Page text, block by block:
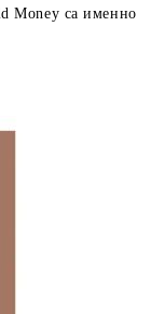
Money са именно